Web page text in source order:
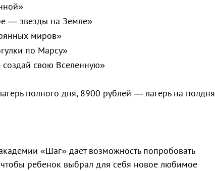
— звезды на Земле»
миров»
по Марсу»
свою Вселенную»
полного дня, 8900 рублей — лагерь на полдня
«Шаг» дает возможность попробовать
ребенок выбрал для себя новое любимое